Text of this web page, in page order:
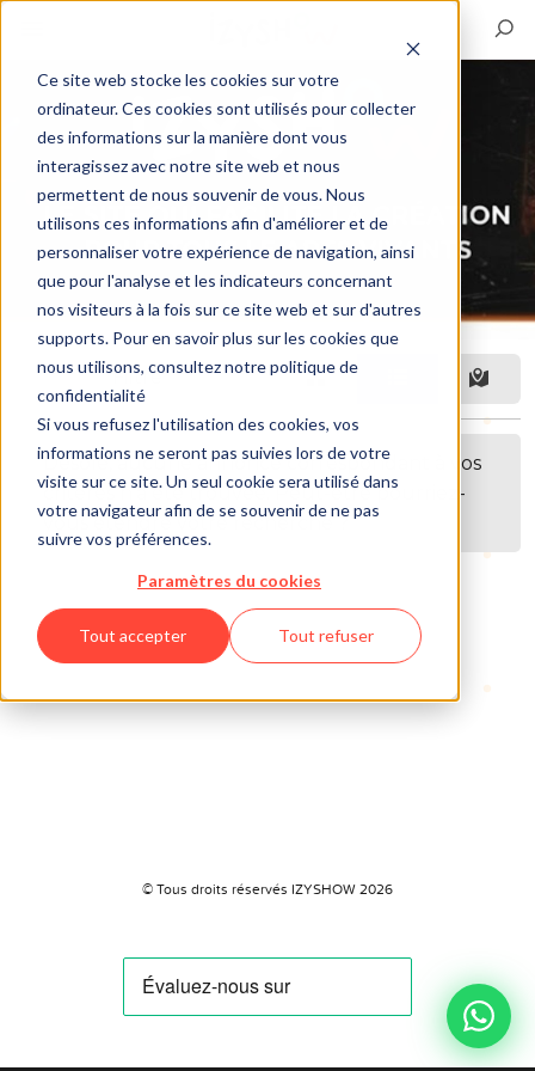
Ce site web stocke les cookies sur votre
ordinateur. Ces cookies sont utilisés pour collecter
des informations sur la manière dont vous
interagissez avec notre site web et nous
permettent de nous souvenir de vous. Nous
utilisons ces informations afin d'améliorer et de
personnaliser votre expérience de navigation, ainsi
que pour l'analyse et les indicateurs concernant
nos visiteurs à la fois sur ce site web et sur d'autres
supports. Pour en savoir plus sur les cookies que
nous utilisons, consultez notre politique de
confidentialité
Si vous refusez l'utilisation des cookies, vos
informations ne seront pas suivies lors de votre
visite sur ce site. Un seul cookie sera utilisé dans
votre navigateur afin de se souvenir de ne pas
suivre vos préférences.
Paramètres du cookies
Tout accepter Tout refuser
Filtre
Désolé, aucune annonce correspondant à vos
critères n'a été trouvée. Peut-être pourriez-
vous étendre votre recherche ?
© Tous droits réservés IZYSHOW 2026